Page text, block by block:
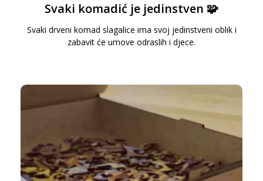
Svaki komadić je jedinstven 🧩
Svaki drveni komad slagalice ima svoj jedinstveni oblik i
zabavit će umove odraslih i djece.